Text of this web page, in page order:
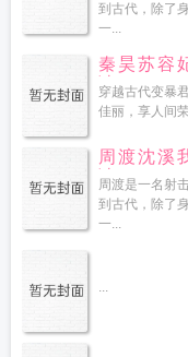
到古代，除了
一...
秦昊苏容
读
穿越古代变暴
佳丽，享人间
周渡沈溪
读
周渡是一名射
到古代，除了
一...
...